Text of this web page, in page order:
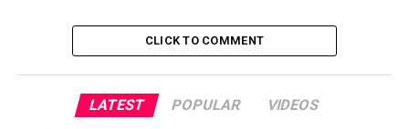
CLICK TO COMMENT
LATEST POPULAR VIDEOS